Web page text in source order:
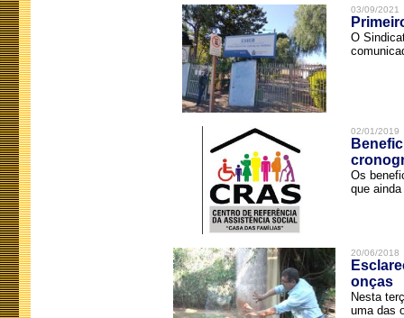
03/09/2021
O
02/01/2019
Os
que
20/06/2018
onças
Nesta
uma das